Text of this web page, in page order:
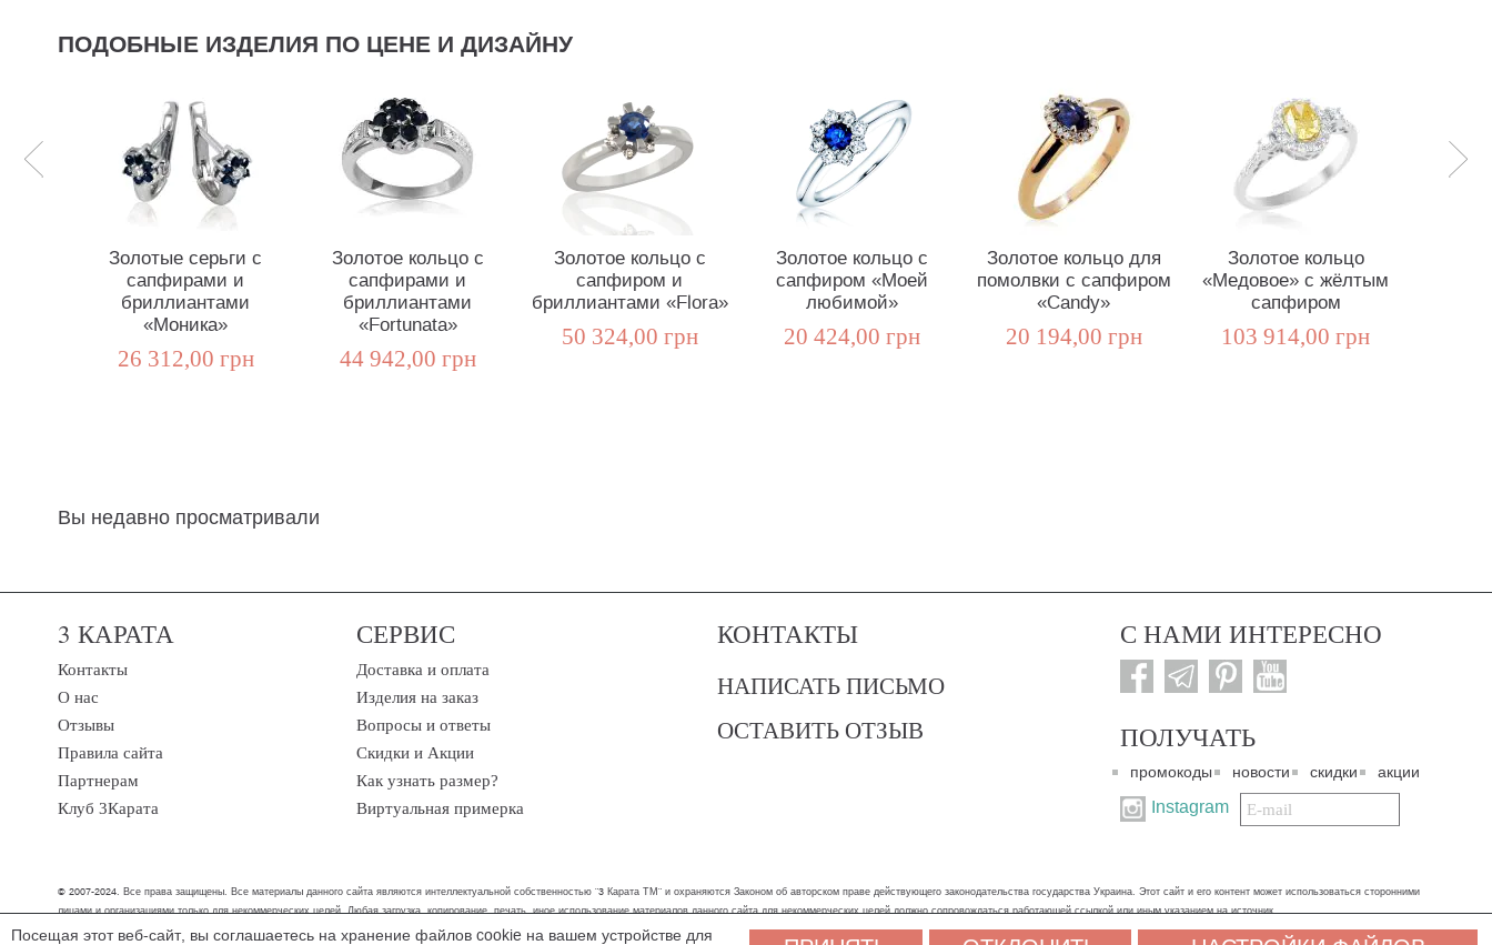
ПОДОБНЫЕ ИЗДЕЛИЯ ПО ЦЕНЕ И ДИЗАЙНУ
Золотые серьги с
сапфирами и
бриллиантами
«Моника»
26 312,00 грн
Золотое кольцо с
сапфирами и
бриллиантами
«Fortunata»
44 942,00 грн
Золотое кольцо с
сапфиром и
бриллиантами «Flora»
50 324,00 грн
Золотое кольцо с
сапфиром «Моей
любимой»
20 424,00 грн
Золотое кольцо для
помолвки с сапфиром
«Candy»
20 194,00 грн
Золотое кольцо
«Медовое» с жёлтым
сапфиром
103 914,00 грн
Вы недавно просматривали
3 КАРАТА
Контакты
О нас
Отзывы
Правила сайта
Партнерам
Клуб 3Карата
СЕРВИС
Доставка и оплата
Изделия на заказ
Вопросы и ответы
Скидки и Акции
Как узнать размер?
Виртуальная примерка
КОНТАКТЫ
НАПИСАТЬ ПИСЬМО
ОСТАВИТЬ ОТЗЫВ
С НАМИ ИНТЕРЕСНО
ПОЛУЧАТЬ
промокоды новости скидки акции
Instagram
Подписаться
на
© 2007-2024. Все права защищены. Все материалы данного сайта являются интеллектуальной собственностью "3 Карата ТМ" и охраняются Законом об авторском праве действующего законодательства государства Украина. Этот сайт и его контент может использоваться сторонними
лицами и организациями только для некоммерческих целей. Любая загрузка, копирование, печать, иное использование материалов данного сайта для некоммерческих целей должно сопровождаться работающей ссылкой или иным указанием на источник.
Посещая этот веб-сайт, вы соглашаетесь на хранение файлов cookie на вашем устройстве для